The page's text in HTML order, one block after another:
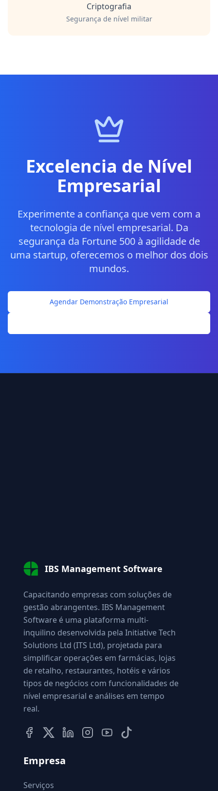
Criptografia
Segurança de nível militar
Excelencia de Nível
Empresarial
Experimente a confiança que vem com a
tecnologia de nível empresarial. Da
segurança da Fortune 500 à agilidade de
uma startup, oferecemos o melhor dos dois
mundos.
Agendar Demonstração Empresarial
IBS Management Software
Capacitando empresas com soluções de
gestão abrangentes. IBS Management
Software é uma plataforma multi-
inquilino desenvolvida pela Initiative Tech
Solutions Ltd (ITS Ltd), projetada para
simplificar operações em farmácias, lojas
de retalho, restaurantes, hotéis e vários
tipos de negócios com funcionalidades de
nível empresarial e análises em tempo
real.
Empresa
Serviços